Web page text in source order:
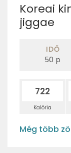
Koreai
jiggae
IDŐ
50 p
722
Kalória
Még több